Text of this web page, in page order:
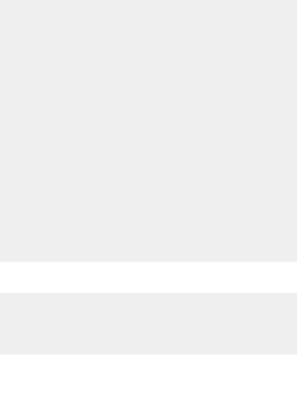
produkten?
tveka inte att kontakta oss.
nedan eller mail.